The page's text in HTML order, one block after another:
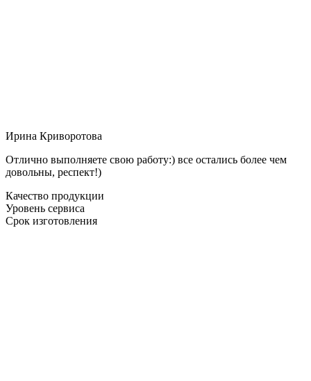
Ирина Криворотова
Отлично выполняете свою работу:) все остались более чем
довольны, респект!)
Качество продукции
Уровень сервиса
Срок изготовления